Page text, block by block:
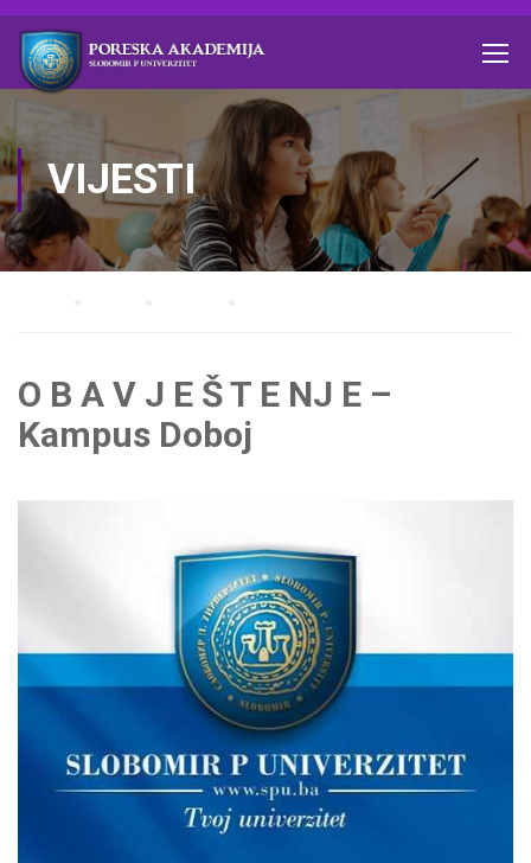
VIJESTI
O B A V J E Š T E NJ E –
Kampus Doboj